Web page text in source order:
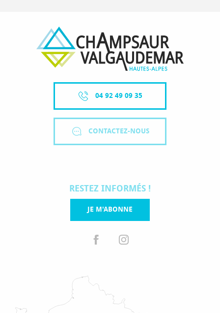
04 92 49 09 35
CONTACTEZ-NOUS
RESTEZ INFORMÉS !
JE M'ABONNE